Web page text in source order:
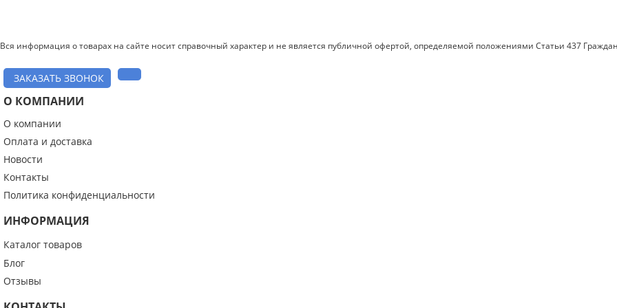
Введите код с картинки:
Я даю согласие на обработку моих персональных данных
Нажатием на кнопку «Опубликовать» я даю свое согласие на обработку
Вся информация о товарах на сайте носит справочный характер и не является публичной офертой, определяемой положениями Статьи 437
ЗАКАЗАТЬ ЗВОНОК
О КОМПАНИИ
О компании
Оплата и доставка
Новости
Контакты
Политика конфиденциальности
ИНФОРМАЦИЯ
Каталог товаров
Блог
Отзывы